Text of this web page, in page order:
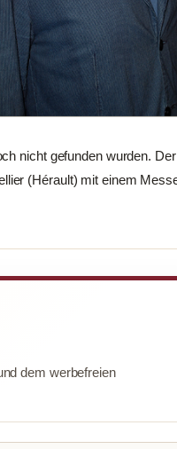
nicht gefunden wurden. Der
(Hérault) mit einem
dem werbefreien